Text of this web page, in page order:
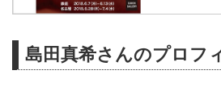
島田真希さんのプロフ